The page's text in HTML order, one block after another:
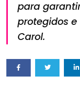
para
protegidos e
Carol.